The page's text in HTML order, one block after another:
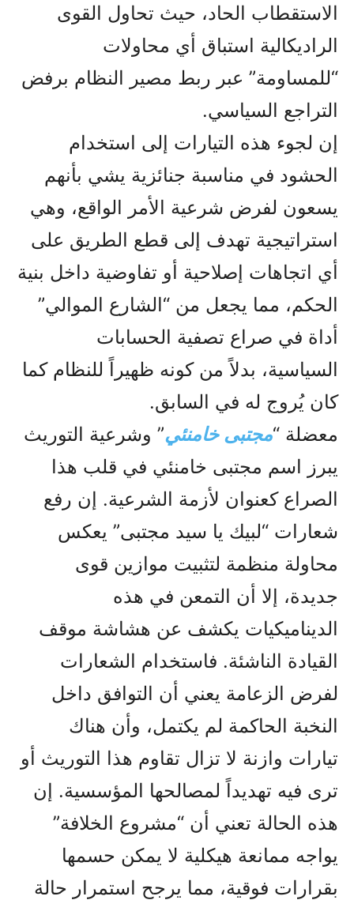
الاستقطاب الحاد، حيث تحاول القوى
الراديكالية استباق أي محاولات
“للمساومة” عبر ربط مصير النظام برفض
التراجع السياسي.
إن لجوء هذه التيارات إلى استخدام
الحشود في مناسبة جنائزية يشي بأنهم
يسعون لفرض شرعية الأمر الواقع، وهي
استراتيجية تهدف إلى قطع الطريق على
أي اتجاهات إصلاحية أو تفاوضية داخل بنية
الحكم، مما يجعل من “الشارع الموالي”
أداة في صراع تصفية الحسابات
السياسية، بدلاً من كونه ظهيراً للنظام كما
كان يُروج له في السابق.
معضلة “مجتبى خامنئي” وشرعية التوريث
يبرز اسم مجتبى خامنئي في قلب هذا
الصراع كعنوان لأزمة الشرعية. إن رفع
شعارات “لبيك يا سيد مجتبى” يعكس
محاولة منظمة لتثبيت موازين قوى
جديدة، إلا أن التمعن في هذه
الديناميكيات يكشف عن هشاشة موقف
القيادة الناشئة. فاستخدام الشعارات
لفرض الزعامة يعني أن التوافق داخل
النخبة الحاكمة لم يكتمل، وأن هناك
تيارات وازنة لا تزال تقاوم هذا التوريث أو
ترى فيه تهديداً لمصالحها المؤسسية. إن
هذه الحالة تعني أن “مشروع الخلافة”
يواجه ممانعة هيكلية لا يمكن حسمها
بقرارات فوقية، مما يرجح استمرار حالة